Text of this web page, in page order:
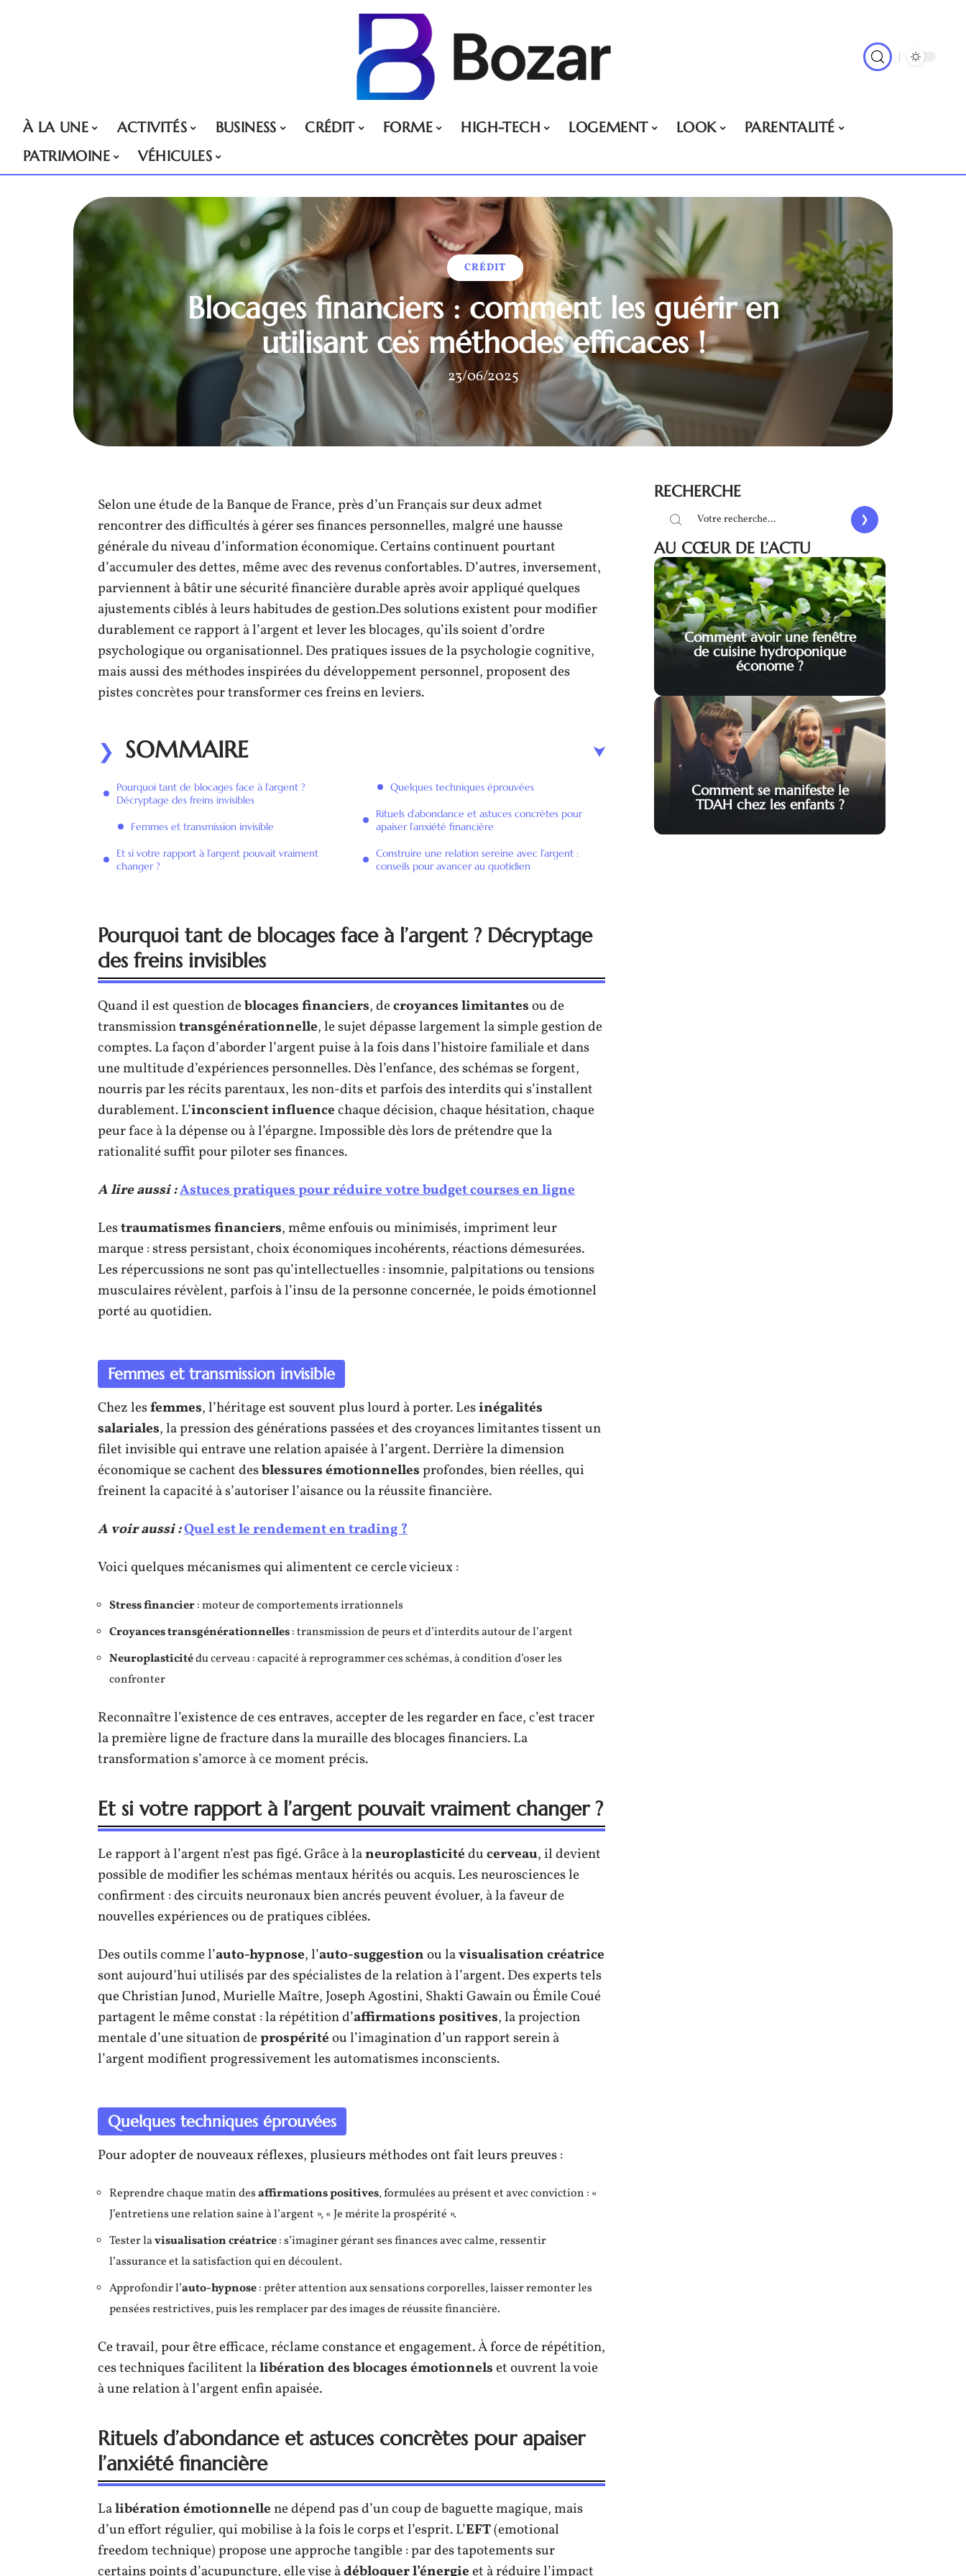
À LA UNE ACTIVITÉS BUSINESS CRÉDIT FORME HIGH-TECH LOGEMENT LOOK
PARENTALITÉ
PATRIMOINE
VÉHICULES
CRÉDIT
Blocages financiers : comment les guérir en
utilisant ces méthodes efficaces !
23/06/2025
Selon une étude de la Banque de France, près d’un Français sur deux admet
rencontrer des difficultés à gérer ses finances personnelles, malgré une hausse
générale du niveau d’information économique. Certains continuent pourtant
d’accumuler des dettes, même avec des revenus confortables. D’autres, inversement,
parviennent à bâtir une sécurité financière durable après avoir appliqué quelques
ajustements ciblés à leurs habitudes de gestion.Des solutions existent pour modifier
durablement ce rapport à l’argent et lever les blocages, qu’ils soient d’ordre
psychologique ou organisationnel. Des pratiques issues de la psychologie cognitive,
mais aussi des méthodes inspirées du développement personnel, proposent des
pistes concrètes pour transformer ces freins en leviers.
SOMMAIRE
Pourquoi tant de blocages face à l’argent ?
Décryptage des freins invisibles
Femmes et transmission invisible
Et si votre rapport à l’argent pouvait vraiment
changer ?
Quelques techniques éprouvées
Rituels d’abondance et astuces concrètes pour
apaiser l’anxiété financière
Construire une relation sereine avec l’argent :
conseils pour avancer au quotidien
Pourquoi tant de blocages face à l’argent ? Décryptage
des freins invisibles
Quand il est question deblocages financiers, decroyances limitantesou de
transmissiontransgénérationnelle, le sujet dépasse largement la simple gestion de
comptes. La façon d’aborder l’argent puise à la fois dans l’histoire familiale et dans
une multitude d’expériences personnelles. Dès l’enfance, des schémas se forgent,
nourris par les récits parentaux, les non-dits et parfois des interdits qui s’installent
durablement. L’inconscient influencechaque décision, chaque hésitation, chaque
peur face à la dépense ou à l’épargne. Impossible dès lors de prétendre que la
rationalité suffit pour piloter ses finances.
A lire aussi :Astuces pratiques pour réduire votre budget courses en ligne
Lestraumatismes financiers, même enfouis ou minimisés, impriment leur
marque : stress persistant, choix économiques incohérents, réactions démesurées.
Les répercussions ne sont pas qu’intellectuelles : insomnie, palpitations ou tensions
musculaires révèlent, parfois à l’insu de la personne concernée, le poids émotionnel
porté au quotidien.
Femmes et transmission invisible
Chez lesfemmes, l’héritage est souvent plus lourd à porter. Lesinégalités
salariales, la pression des générations passées et des croyances limitantes tissent un
filet invisible qui entrave une relation apaisée à l’argent. Derrière la dimension
économique se cachent desblessures émotionnellesprofondes, bien réelles, qui
freinent la capacité à s’autoriser l’aisance ou la réussite financière.
A voir aussi :Quel est le rendement en trading ?
Voici quelques mécanismes qui alimentent ce cercle vicieux :
Stress financier: moteur de comportements irrationnels
Croyances transgénérationnelles: transmission de peurs et d’interdits autour de l’argent
Neuroplasticitédu cerveau : capacité à reprogrammer ces schémas, à condition d’oser les
confronter
Reconnaître l’existence de ces entraves, accepter de les regarder en face, c’est tracer
la première ligne de fracture dans la muraille des blocages financiers. La
transformation s’amorce à ce moment précis.
Et si votre rapport à l’argent pouvait vraiment changer ?
Le rapport à l’argent n’est pas figé. Grâce à laneuroplasticitéducerveau, il devient
possible de modifier les schémas mentaux hérités ou acquis. Les neurosciences le
confirment : des circuits neuronaux bien ancrés peuvent évoluer, à la faveur de
nouvelles expériences ou de pratiques ciblées.
Des outils comme l’auto-hypnose, l’auto-suggestionou lavisualisation créatrice
sont aujourd’hui utilisés par des spécialistes de la relation à l’argent. Des experts tels
que Christian Junod, Murielle Maître, Joseph Agostini, Shakti Gawain ou Émile Coué
partagent le même constat : la répétition d’affirmations positives, la projection
mentale d’une situation deprospéritéou l’imagination d’un rapport serein à
l’argent modifient progressivement les automatismes inconscients.
Quelques techniques éprouvées
Pour adopter de nouveaux réflexes, plusieurs méthodes ont fait leurs preuves :
Reprendre chaque matin desaffirmations positives, formulées au présent et avec conviction : «
J’entretiens une relation saine à l’argent », « Je mérite la prospérité ».
Tester lavisualisation créatrice: s’imaginer gérant ses finances avec calme, ressentir
l’assurance et la satisfaction qui en découlent.
Approfondir l’auto-hypnose: prêter attention aux sensations corporelles, laisser remonter les
pensées restrictives, puis les remplacer par des images de réussite financière.
Ce travail, pour être efficace, réclame constance et engagement. À force de répétition,
ces techniques facilitent lalibération des blocages émotionnelset ouvrent la voie
à une relation à l’argent enfin apaisée.
Rituels d’abondance et astuces concrètes pour apaiser
l’anxiété financière
Lalibération émotionnellene dépend pas d’un coup de baguette magique, mais
d’un effort régulier, qui mobilise à la fois le corps et l’esprit. L’EFT(emotional
freedom technique) propose une approche tangible : par des tapotements sur
certains points d’acupuncture, elle vise àdébloquer l’énergieet à réduire l’impact
RECHERCHE
AU CŒUR DE L’ACTU
Comment avoir une fenêtre
de cuisine hydroponique
économe ?
Comment se manifeste le
TDAH chez les enfants ?